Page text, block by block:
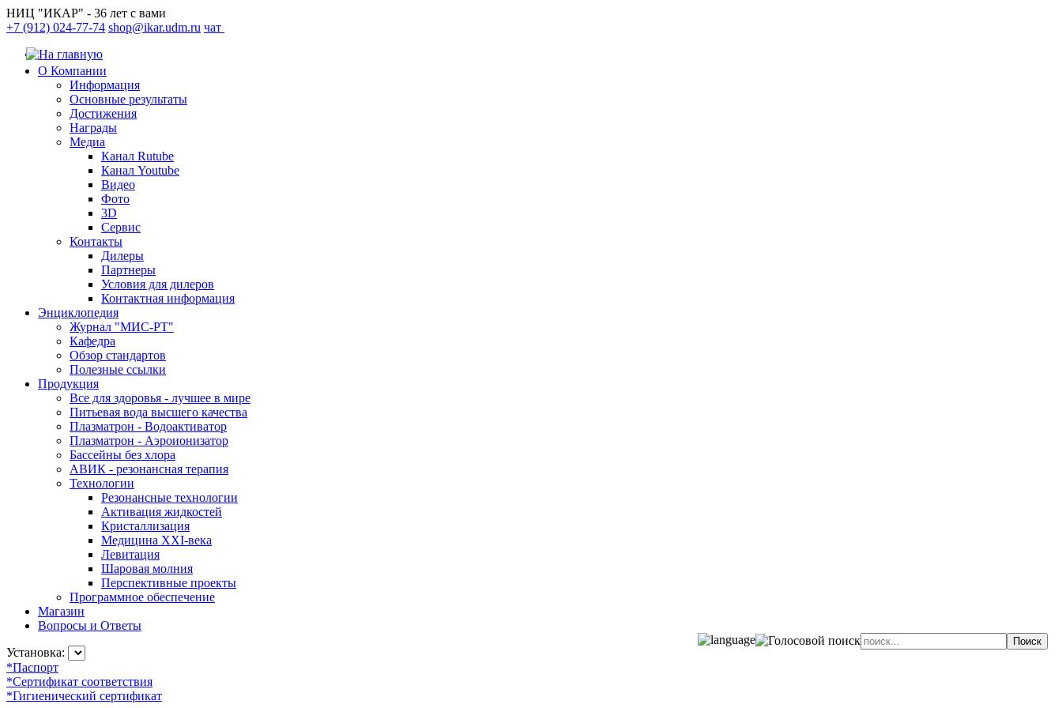
НИЦ "ИКАР" - 36 лет с вами
+7 (912) 024-77-74 shop@ikar.udm.ru чат
О Компании
Информация
Основные результаты
Достижения
Награды
Медиа
Канал Rutube
Канал Youtube
Видео
Фото
3D
Сервис
Контакты
Дилеры
Партнеры
Условия для дилеров
Контактная информация
Энциклопедия
Журнал "МИС-РТ"
Кафедра
Обзор стандартов
Полезные ссылки
Продукция
Все для здоровья - лучшее в мире
Питьевая вода высшего качества
Плазматрон - Водоактиватор
Плазматрон - Аэроионизатор
Бассейны без хлора
АВИК - резонансная терапия
Технологии
Резонансные технологии
Активация жидкостей
Кристаллизация
Медицина XXI-века
Левитация
Шаровая молния
Перспективные проекты
Программное обеспечение
Магазин
Вопросы и Ответы
Установка:
*Паспорт
*Сертификат соответствия
*Гигиенический сертификат